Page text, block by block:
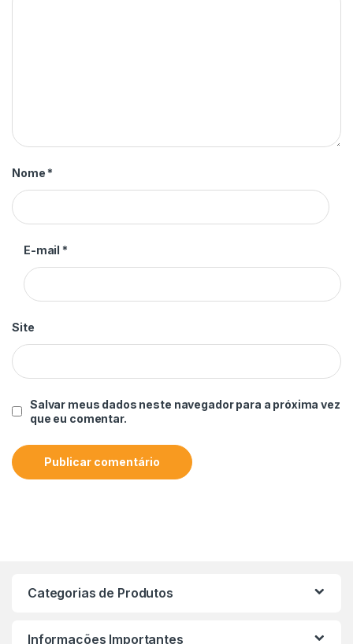
Nome *
E-mail *
Site
Salvar meus dados neste navegador para a próxima vez
que eu comentar.
Categorias de Produtos
Informações Importantes